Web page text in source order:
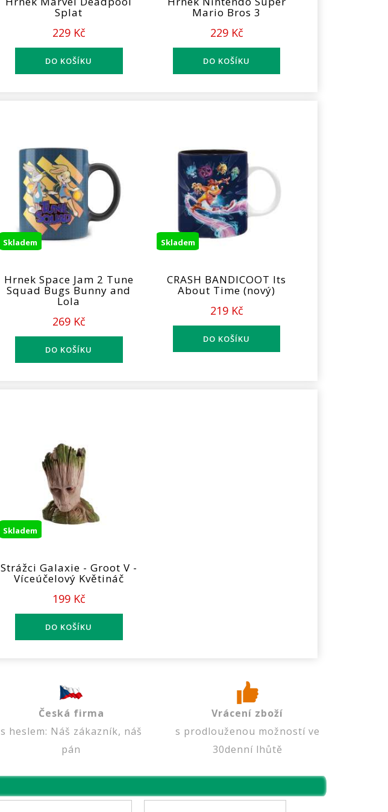
Splat
229 Kč
Mario Bros 3
229 Kč
Skladem
Hrnek Space Jam 2 Tune
Squad Bugs Bunny and
Lola
269 Kč
Skladem
CRASH BANDICOOT Its
About Time (nový)
219 Kč
Skladem
Strážci Galaxie - Groot V -
Víceúčelový Květináč
199 Kč
Česká firma
s heslem: Náš zákazník, náš
pán
Vrácení zboží
s prodlouženou možností ve
30denní lhůtě